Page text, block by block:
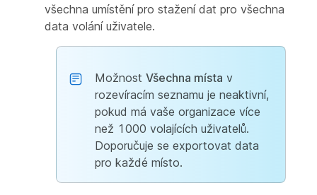
všechna umístění pro stažení dat pro všechna
data volání uživatele.
Možnost Všechna místa v
rozevíracím seznamu je neaktivní,
pokud má vaše organizace více
než 1000 volajících uživatelů.
Doporučuje se exportovat data
pro každé místo.